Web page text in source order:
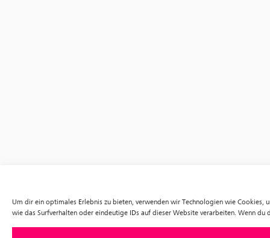
Um dir ein optimales Erlebnis zu bieten, verwenden wir Technologien wie
wie das Surfverhalten oder eindeutige IDs auf dieser Website verarbeiten. Wenn